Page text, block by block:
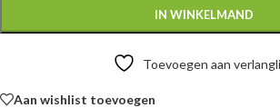
IN WINKELMAND
Toevoegen aan
Aan wishlist toevoegen